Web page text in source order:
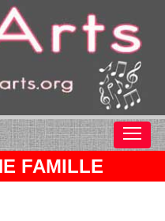
FAMILLE